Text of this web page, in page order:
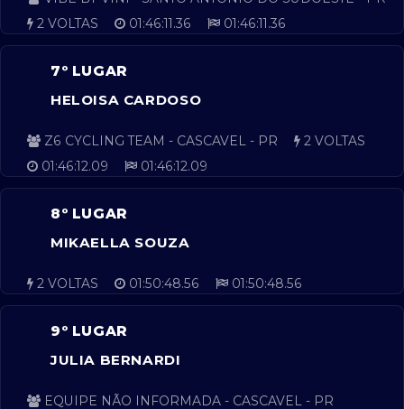
2 VOLTAS
01:46:11.36 01:46:11.36
7º LUGAR
HELOISA CARDOSO
Z6 CYCLING TEAM - CASCAVEL - PR
2 VOLTAS
01:46:12.09
01:46:12.09
8º LUGAR
MIKAELLA SOUZA
2 VOLTAS 01:50:48.56 01:50:48.56
9º LUGAR
JULIA BERNARDI
EQUIPE NÃO INFORMADA - CASCAVEL - PR